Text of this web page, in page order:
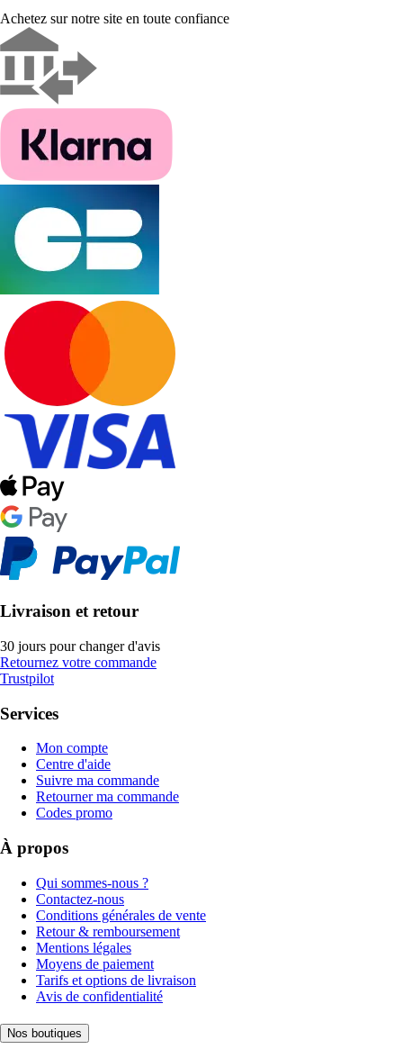
Achetez sur notre site en toute confiance
Livraison et retour
30 jours pour changer d'avis
Retournez votre commande
Trustpilot
Services
Mon compte
Centre d'aide
Suivre ma commande
Retourner ma commande
Codes promo
À propos
Qui sommes-nous ?
Contactez-nous
Conditions générales de vente
Retour & remboursement
Mentions légales
Moyens de paiement
Tarifs et options de livraison
Avis de confidentialité
Nos boutiques